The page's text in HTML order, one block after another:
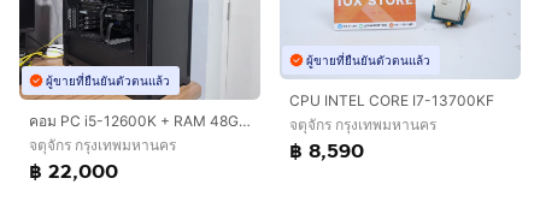
ผู้ขายที่ยืนยันตัวตนแล้ว
คอม PC i5-12600K + RAM 48GB + Arc A770 16GB + SSD 1.75TB
จตุจักร กรุงเทพมหานคร
฿ 22,000
ผู้ขายที่ยืนยันตัวตนแล้ว
CPU INTEL CORE I7-13700KF
จตุจักร กรุงเทพมหานคร
฿ 8,590